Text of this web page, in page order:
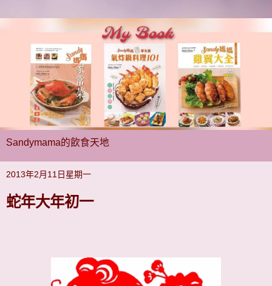
Sandymama的飲食天地
2013年2月11日星期一
蛇年大年初一